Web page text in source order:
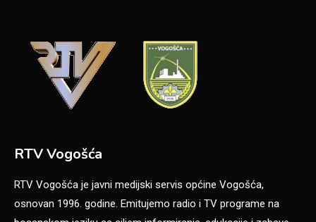
RTV Vogošća
RTV Vogošća je javni medijski servis općine Vogošća,
osnovan 1996. godine. Emitujemo radio i TV programe na